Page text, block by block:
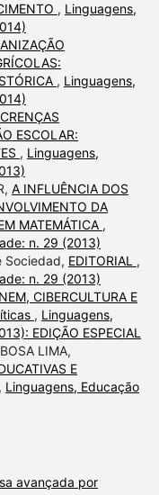
, Linguagens,
, Linguagens,
CRENÇAS
ESCOLAR:
, Linguagens,
A INFLUÊNCIA DOS
DA
MATEMÁTICA ,
n. 29 (2013)
Sociedad, EDITORIAL ,
n. 29 (2013)
CIBERCULTURA E
, Linguagens,
EDIÇÃO ESPECIAL
LIMA,
E
, Linguagens, Educação
avançada por